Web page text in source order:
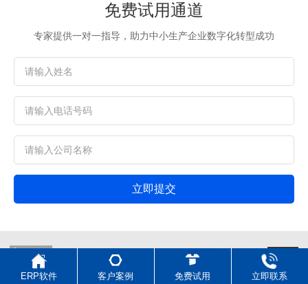
免费试用通道
专家提供一对一指导，助力中小生产企业数字化转型成功
立即提交
返回
列表
上一篇：
适合中小企业的零件加工ERP系统.毕节智...
下一篇：2026食品生产管理系统十大品牌排名！中...
ERP软件 客户案例 免费试用 立即联系